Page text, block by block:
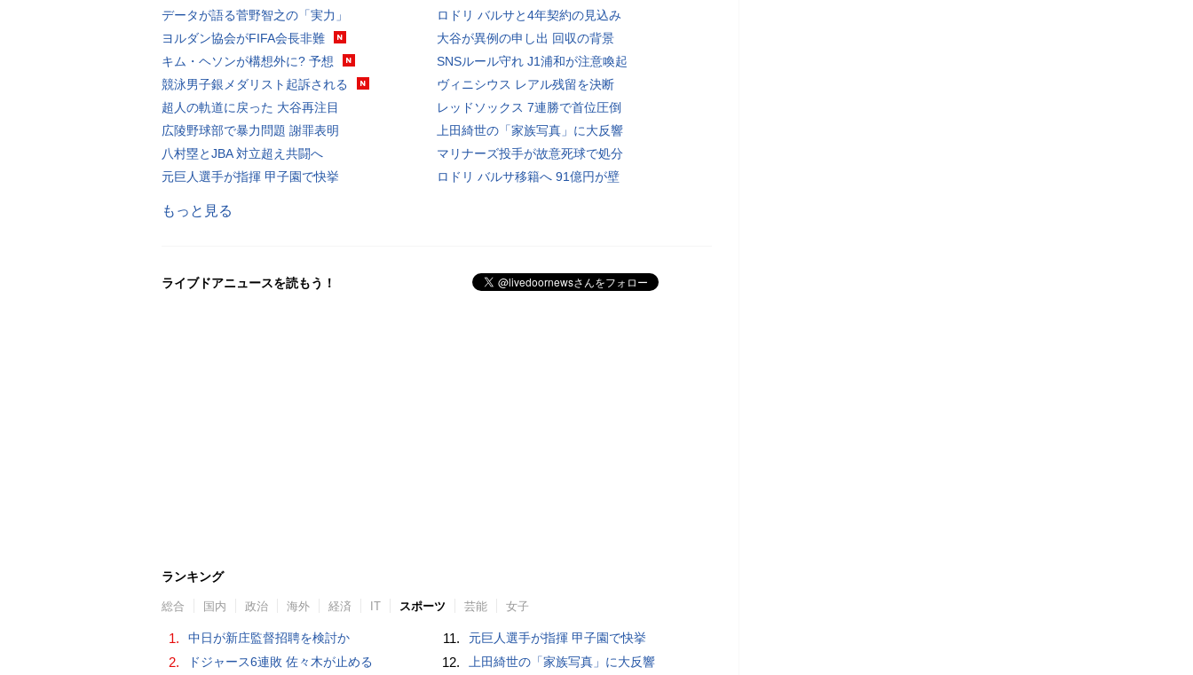
データが語る菅野智之の「実力」
ヨルダン協会がFIFA会長非難
キム・ヘソンが構想外に? 予想
競泳男子銀メダリスト起訴される
超人の軌道に戻った 大谷再注目
広陵野球部で暴力問題 謝罪表明
八村塁とJBA 対立超え共闘へ
元巨人選手が指揮 甲子園で快挙
ロドリ バルサと4年契約の見込み
大谷が異例の申し出 回収の背景
SNSルール守れ J1浦和が注意喚起
ヴィニシウス レアル残留を決断
レッドソックス 7連勝で首位圧倒
上田綺世の「家族写真」に大反響
マリナーズ投手が故意死球で処分
ロドリ バルサ移籍へ 91億円が壁
もっと見る
ライブドアニュースを読もう！
ランキング
総合 国内 政治 海外 経済 IT スポーツ 芸能 女子
1. 中日が新庄監督招聘を検討か
2. ドジャース6連敗 佐々木が止める
11. 元巨人選手が指揮 甲子園で快挙
12. 上田綺世の「家族写真」に大反響